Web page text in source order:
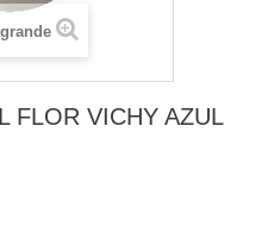
FLOR VICHY AZUL